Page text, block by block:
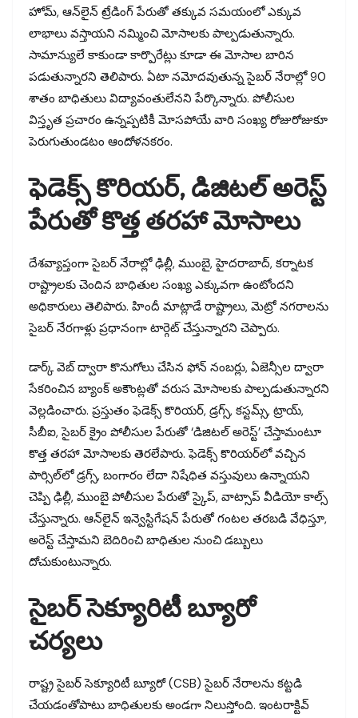
హోమ్, ఆన్‌లైన్ ట్రేడింగ్ పేరుతో తక్కువ సమయంలో ఎక్కువ
లాభాలు వస్తాయని నమ్మించి మోసాలకు పాల్పడుతున్నారు.
సామాన్యులే కాకుండా కార్పొరేట్లు కూడా ఈ మోసాల బారిన
పడుతున్నారని తెలిపారు. ఏటా నమోదవుతున్న సైబర్ నేరాల్లో 90
శాతం బాధితులు విద్యావంతులేనని పేర్కొన్నారు. పోలీసుల
విస్తృత ప్రచారం ఉన్నప్పటికీ మోసపోయే వారి సంఖ్య రోజురోజుకూ
పెరుగుతుండటం ఆందోళనకరం.
ఫెడెక్స్ కొరియర్, డిజిటల్ అరెస్ట్
పేరుతో కొత్త తరహా మోసాలు
దేశవ్యాప్తంగా సైబర్ నేరాల్లో ఢిల్లీ, ముంబై, హైదరాబాద్, కర్నాటక
రాష్ట్రాలకు చెందిన బాధితుల సంఖ్య ఎక్కువగా ఉంటోందని
అధికారులు తెలిపారు. హిందీ మాట్లాడే రాష్ట్రాలు, మెట్రో నగరాలను
సైబర్ నేరగాళ్లు ప్రధానంగా టార్గెట్ చేస్తున్నారని చెప్పారు.
డార్క్ వెబ్ ద్వారా కొనుగోలు చేసిన ఫోన్ నంబర్లు, ఏజెన్సీల ద్వారా
సేకరించిన బ్యాంక్ అకౌంట్లతో వరుస మోసాలకు పాల్పడుతున్నారని
వెల్లడించారు. ప్రస్తుతం ఫెడెక్స్ కొరియర్, డ్రగ్స్, కస్టమ్స్, ట్రాయ్,
సీబీఐ, సైబర్ క్రైం పోలీసుల పేరుతో ‘డిజిటల్ అరెస్ట్’ చేస్తామంటూ
కొత్త తరహా మోసాలకు తెరలేపారు. ఫెడెక్స్ కొరియర్‌లో వచ్చిన
పార్సిల్‌లో డ్రగ్స్, బంగారం లేదా నిషేధిత వస్తువులు ఉన్నాయని
చెప్పి ఢిల్లీ, ముంబై పోలీసుల పేరుతో స్కైప్, వాట్సాప్ వీడియో కాల్స్
చేస్తున్నారు. ఆన్‌లైన్ ఇన్వెస్టిగేషన్ పేరుతో గంటల తరబడి వేధిస్తూ,
అరెస్ట్ చేస్తామని బెదిరించి బాధితుల నుంచి డబ్బులు
దోచుకుంటున్నారు.
సైబర్ సెక్యూరిటీ బ్యూరో
చర్యలు
రాష్ట్ర సైబర్ సెక్యూరిటీ బ్యూరో (CSB) సైబర్ నేరాలను కట్టడి
చేయడంతోపాటు బాధితులకు అండగా నిలుస్తోంది. ఇంటరాక్టివ్